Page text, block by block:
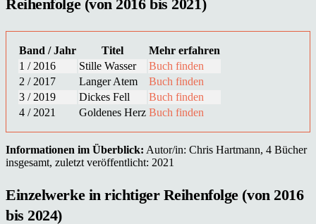
Reihenfolge (von 2016 bis 2021)
Band / Jahr Titel
Mehr erfahren
1 / 2016
Stille Wasser
Buch finden
2 / 2017
Langer Atem
Buch finden
3 / 2019
Dickes Fell
Buch finden
4 / 2021
Goldenes Herz Buch finden
Informationen im Überblick: Autor/in: Chris Hartmann, 4 Bücher
insgesamt, zuletzt veröffentlicht: 2021
Einzelwerke in richtiger Reihenfolge (von 2016
bis 2024)